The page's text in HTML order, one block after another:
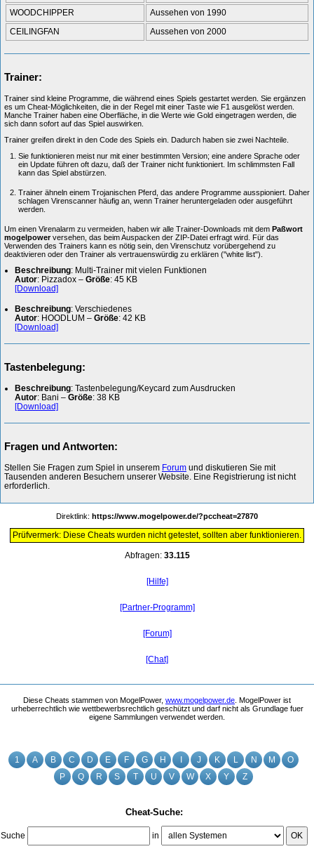
1 A B C D E F G H I J K L N M
O
P
Q R S T U V W X Y Z
Cheat-Suche:
Suche in OK
WOODCHIPPER
Aussehen von 1990
CEILINGFAN
Aussehen von 2000
Trainer:
Trainer sind kleine Programme, die während eines Spiels gestartet werden. Sie ergänzen
es um Cheat-Möglichkeiten, die in der Regel mit einer Taste wie F1 ausgelöst werden.
Manche Trainer haben eine Oberfläche, in die Werte wie Gold eingetragen werden, die
sich dann sofort auf das Spiel auswirken.
Trainer greifen direkt in den Code des Spiels ein. Dadurch haben sie zwei Nachteile.
Sie funktionieren meist nur mit einer bestimmten Version; eine andere Sprache oder
ein Update führen oft dazu, daß der Trainer nicht funktioniert. Im schlimmsten Fall
kann das Spiel abstürzen.
Trainer ähneln einem Trojanischen Pferd, das andere Programme ausspioniert. Daher
schlagen Virenscanner häufig an, wenn Trainer heruntergeladen oder ausgeführt
werden.
Um einen Virenalarm zu vermeiden, haben wir alle Trainer-Downloads mit dem Paßwort
mogelpowerversehen, das beim Auspacken der ZIP-Datei erfragt wird. Für das
Verwenden des Trainers kann es nötig sein, den Virenschutz vorübergehend zu
deaktivieren oder den Trainer als vertrauenswürdig zu erklären ("white list").
Beschreibung: Multi-Trainer mit vielen Funktionen
Autor: Pizzadox – Größe: 45 KB
[Download]
Beschreibung: Verschiedenes
Autor: HOODLUM – Größe: 42 KB
[Download]
Tastenbelegung:
Beschreibung: Tastenbelegung/Keycard zum Ausdrucken
Autor: Bani – Größe: 38 KB
[Download]
Fragen und Antworten:
Stellen Sie Fragen zum Spiel in unserem Forum und diskutieren Sie mit
Tausenden anderen Besuchern unserer Website. Eine Registrierung ist nicht
erforderlich.
Direktlink: https://www.mogelpower.de/?pccheat=27870
Prüfvermerk: Diese Cheats wurden nicht getestet, sollten aber funktionieren.
Abfragen: 33.115
[Hilfe]
[Partner-Programm]
[Forum]
[Chat]
Diese Cheats stammen von MogelPower, www.mogelpower.de . MogelPower ist
urheberrechtlich wie wettbewerbsrechtlich geschützt und darf nicht als Grundlage fuer
eigene Sammlungen verwendet werden.